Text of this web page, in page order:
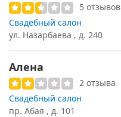
5 отзывов
Свадебный салон
ул. Назарбаева , д. 240
Алена
2 отзыва
Свадебный салон
пр. Абая , д. 101